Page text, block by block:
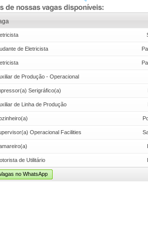
de Eletricista
de Produção - Operacional
Serigráfico(a)
de Linha de Produção
Operacional Facilities
de Utilitário
no WhatsApp